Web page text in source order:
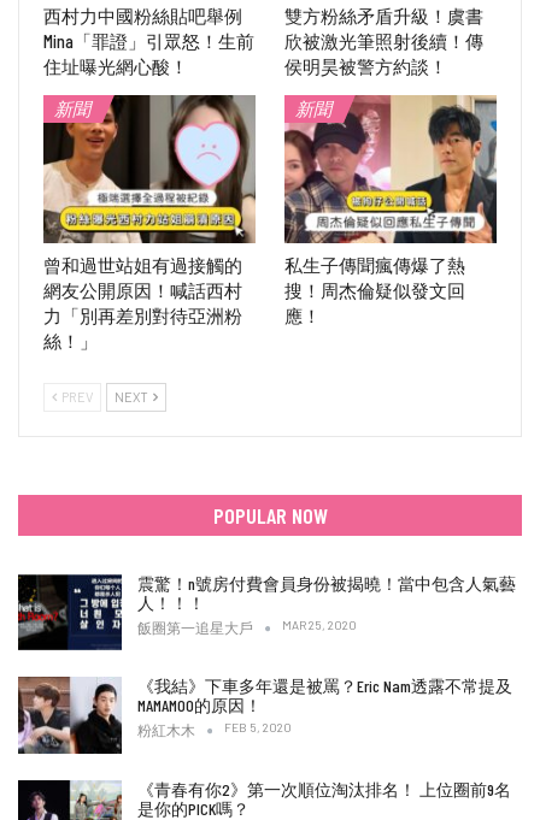
西村力中國粉絲貼吧舉例
Mina「罪證」引眾怒！生前
住址曝光網心酸！
雙方粉絲矛盾升級！虞書
欣被激光筆照射後續！傳
侯明昊被警方約談！
新聞
曾和過世站姐有過接觸的
網友公開原因！喊話西村
力「別再差別對待亞洲粉
絲！」
新聞
私生子傳聞瘋傳爆了熱
搜！周杰倫疑似發文回
應！
PREV NEXT
POPULAR NOW
震驚！n號房付費會員身份被揭曉！當中包含人氣藝
人！！！
飯圈第一追星大戶 MAR 25, 2020
《我結》下車多年還是被罵？Eric Nam透露不常提及
MAMAMOO的原因！
粉紅木木 FEB 5, 2020
《青春有你2》第一次順位淘汰排名！ 上位圈前9名
是你的PICK嗎？